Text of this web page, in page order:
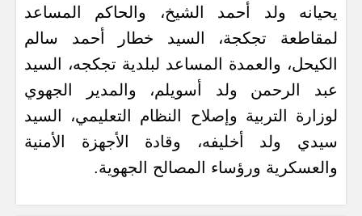
يحيانه ولد أحمد الشيخ، والحاكم المساعد
لمقاطعة تجكجة، السيد خطار أحمد سالم
الكيحل، والعمدة المساعد لبلدية تجكجه، السيد
عبد الرحمن ولد أسويلم، والمدير الجهوي
لوزارة التربية وإصلاح النظام التعليمي، السيد
سيدي ولد أخليفه، وقادة الأجهزة الأمنية
والعسكرية ورؤساء المصالح الجهوية.